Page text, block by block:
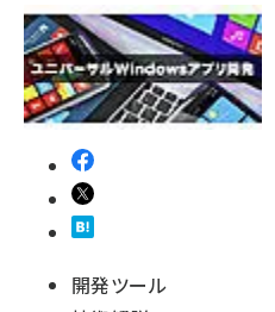
開発ツール